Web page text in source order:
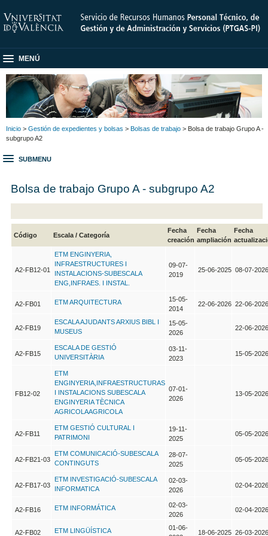
MENÚ
Inicio > Gestión de expedientes y bolsas > Bolsas de trabajo > Bolsa de trabajo Grupo A -
subgrupo A2
SUBMENU
Bolsa de trabajo Grupo A - subgrupo A2
Código Escala / Categoría
Fecha
creación
Fecha
ampliación
Fecha
A2-FB12-01
ETM ENGINYERIA,
INFRAESTRUCTURES I
INSTALACIONS-SUBESCALA
ENG,INFRAES. I INSTAL.
09-07-
2019
25-06-2025 08-07-
A2-FB01 ETM ARQUITECTURA
15-05-
2014
22-06-2026 22-06-
A2-FB19
ESCALA AJUDANTS ARXIUS BIBL I
MUSEUS
15-05-
2026
22-06-
A2-FB15
ESCALA DE GESTIÓ
UNIVERSITÀRIA
03-11-
2023
15-05-
FB12-02
ETM
ENGINYERIA,INFRAESTRUCTURAS
I INSTALACIONS SUBESCALA
ENGINYERIA TÈCNICA
AGRICOLAAGRICOLA
07-01-
2026
13-05-
A2-FB11
ETM GESTIÓ CULTURAL I
PATRIMONI
19-11-
2025
05-05-
A2-FB21-03
ETM COMUNICACIÓ-SUBESCALA
CONTINGUTS
28-07-
2025
05-05-
A2-FB17-03
ETM INVESTIGACIÓ-SUBESCALA
INFORMATICA
02-03-
2026
02-04-
A2-FB16 ETM INFORMÁTICA
02-03-
2026
02-04-
A2-FB02 ETM LINGÜÍSTICA
01-06-
18-06-2025 26-03-